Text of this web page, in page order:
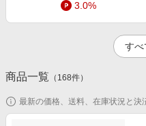
ペット・花・DIY・車
電子書籍特集
旅行特集
わくわく夏特集
とことん買い物チャレンジ
3.0%
掲載終了
すべ
商品一覧 （ 168件）
最新の価格、送料、在庫状況と決